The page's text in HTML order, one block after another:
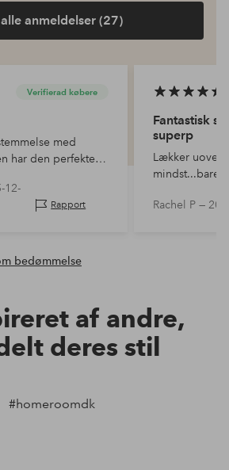
anmeldelser (27)
Verifierad købere
med
har den perfekte
:) Den ser
12-
Rapport
Fantastisk
superp
Lækker
mindst...bare
Rachel P —
bedømmelse
af andre,
deres stil
#homeroomdk